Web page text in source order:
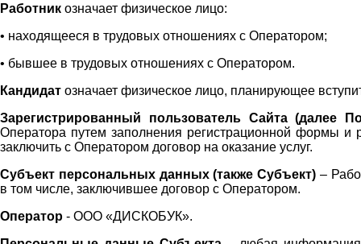
Работник означает физическое лицо:
• находящееся в трудовых отношениях с Оператором;
• бывшее в трудовых отношениях с Оператором.
Кандидат означает физическое лицо, планирующее
Зарегистрированный пользователь Сайта (далее
Оператора путем заполнения регистрационной формы и
заключить с Оператором договор на оказание услуг.
Субъект персональных данных (также Субъект) –
в том числе, заключившее договор с Оператором.
Оператор - ООО «ДИСКОБУК».